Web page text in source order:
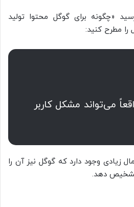
«چگونه برای گوگل محتوا تولید
مطرح کنید:
می‌تواند مشکل کاربر
زیادی وجود دارد که گوگل نیز آن را
تشخیص دهد.